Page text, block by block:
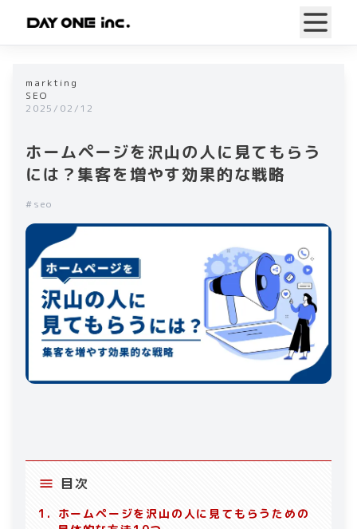
markting
SEO
2025/02/12
ホームページを沢山の人に見てもらう
には？集客を増やす効果的な戦略
#seo
目次
1 .
ホームページを沢山の人に見てもらうための